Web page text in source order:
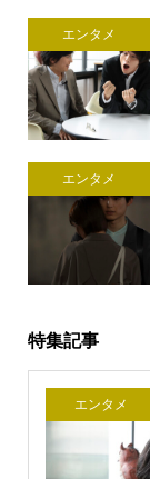
エンタメ
エンタメ
特集記事
エンタメ